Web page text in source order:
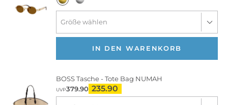
IN DEN WARENKORB
BOSSTasche - Tote Bag NUMAH
UVP379.90 235.90